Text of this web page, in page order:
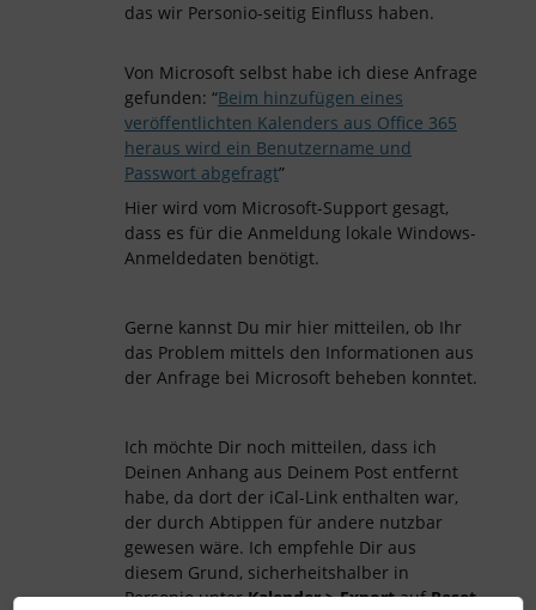
das wir Personio-seitig Einfluss haben.
Von Microsoft selbst habe ich diese Anfrage
gefunden: “Beim hinzufügen eines
veröffentlichten Kalenders aus Office 365
heraus wird ein Benutzername und
Passwort abgefragt”
Hier wird vom Microsoft-Support gesagt,
dass es für die Anmeldung lokale Windows-
Anmeldedaten benötigt.
Gerne kannst Du mir hier mitteilen, ob Ihr
das Problem mittels den Informationen aus
der Anfrage bei Microsoft beheben konntet.
Ich möchte Dir noch mitteilen, dass ich
Deinen Anhang aus Deinem Post entfernt
habe, da dort der iCal-Link enthalten war,
der durch Abtippen für andere nutzbar
gewesen wäre. Ich empfehle Dir aus
diesem Grund, sicherheitshalber in
Personio unterKalender > ExportaufReset